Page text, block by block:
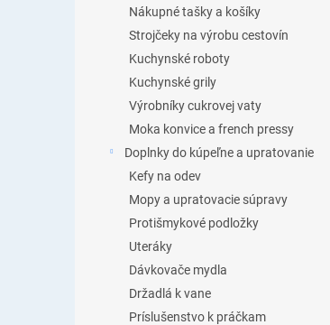
Nákupné tašky a košíky
Strojčeky na výrobu cestovín
Kuchynské roboty
Kuchynské grily
Výrobníky cukrovej vaty
Moka konvice a french pressy
Doplnky do kúpeľne a upratovanie
Kefy na odev
Mopy a upratovacie súpravy
Protišmykové podložky
Uteráky
Dávkovače mydla
Držadlá k vane
Príslušenstvo k práčkam